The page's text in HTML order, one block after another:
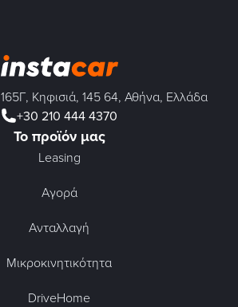
Κηφισιά, 145 64, Αθήνα, Ελλάδα
+30 210 444 4370
Το προϊόν μας
Leasing
Αγορά
Ανταλλαγή
Μικροκινητικότητα
DriveHome